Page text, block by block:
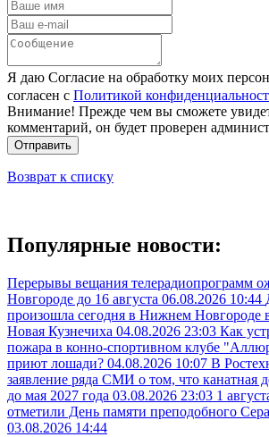
Я даю Согласие на обработку моих
согласен с Политикой
Внимание! Прежде чем вы сможете
комментарий, он будет проверен
Отправить
Возврат к списку
Популярные новости:
Перерывы вещания телерадиопрограмм
Новгороде до 16 августа 06.08.2026 10:44
произошла сегодня в Нижнем Новгороде
Новая Кузнечиха 04.08.2026 23:03 Как
пожара в конно-спортивном клубе
приют лошади? 04.08.2026 10:07 В
заявление ряда СМИ о том, что канатная
до мая 2027 года 03.08.2026 23:03 1
отметили День памяти преподобного
03.08.2026 14:44